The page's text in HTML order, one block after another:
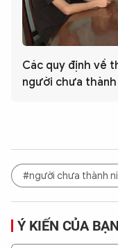
Các quy định về
người chưa thành
#người chưa thành
Ý KIẾN CỦA BẠN